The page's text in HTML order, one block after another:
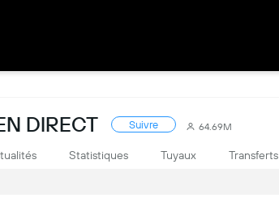
DIRECT Suivre 64.69M
Statistiques Tuyaux Transferts